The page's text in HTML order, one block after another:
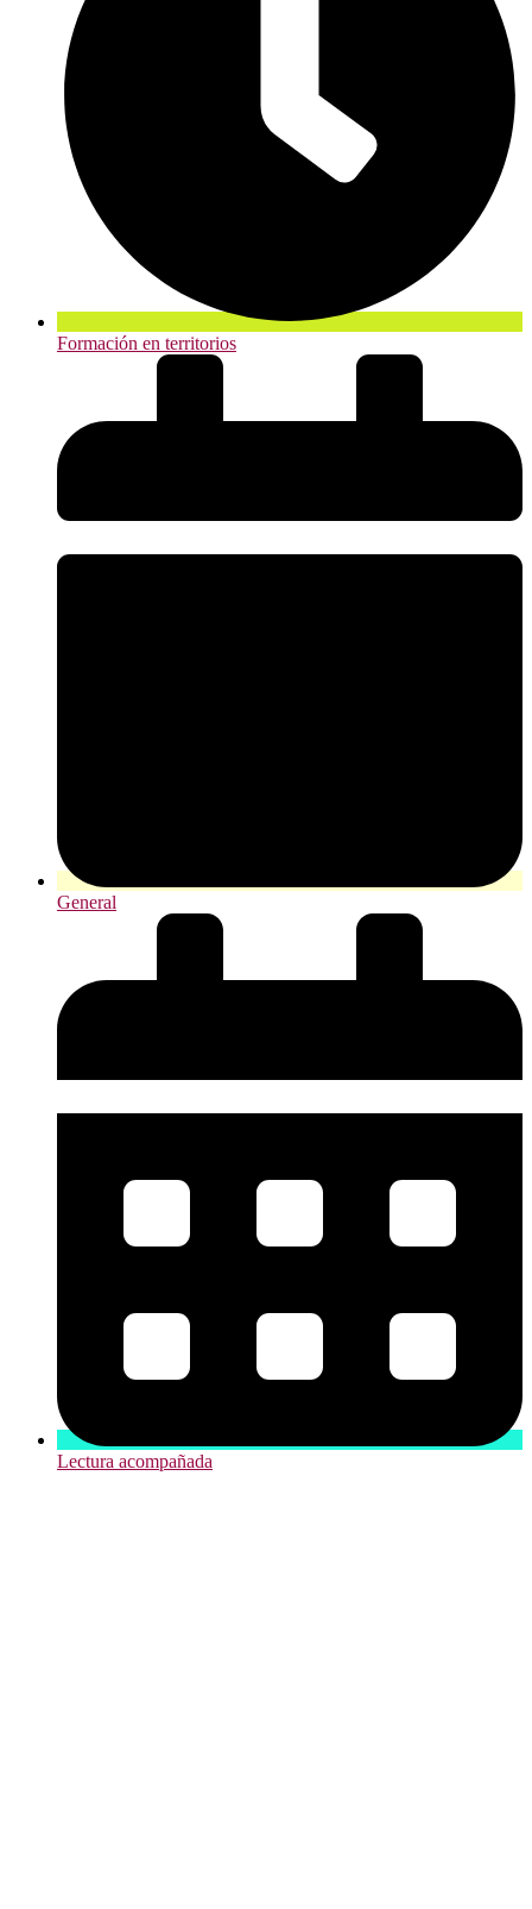
Formación en territorios
General
Lectura acompañada